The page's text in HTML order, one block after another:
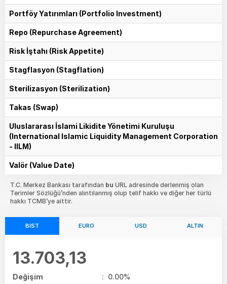
Portföy Yatırımları (Portfolio Investment)
Repo (Repurchase Agreement)
Risk İştahı (Risk Appetite)
Stagflasyon (Stagflation)
Sterilizasyon (Sterilization)
Takas (Swap)
Uluslararası İslami Likidite Yönetimi Kuruluşu
(International Islamic Liquidity Management Corporation
- IILM)
Valör (Value Date)
T.C. Merkez Bankası tarafından bu URL adresinde derlenmiş olan
Terimler Sözlüğü’nden alıntılanmış olup telif hakkı ve diğer her türlü
hakkı TCMB’ye aittir.
BIST EURO USD ALTIN
13.703,13
Değişim : 0.00%